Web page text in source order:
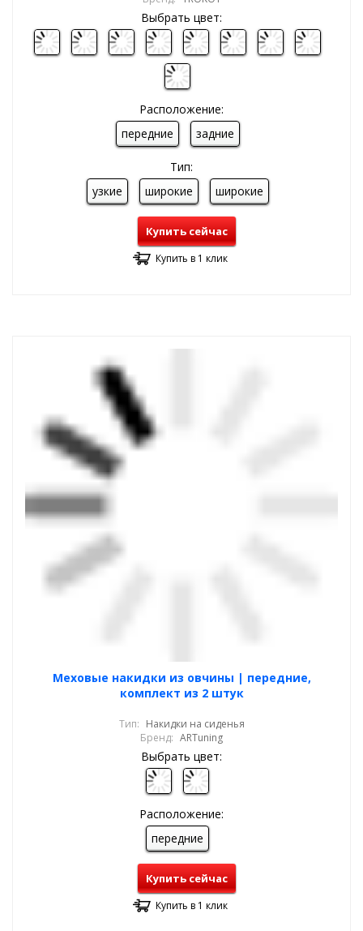
Выбрать цвет:
Расположение:
передние
задние
Тип:
узкие
широкие широкие
Купить сейчас
Купить в 1 клик
Меховые накидки из овчины | передние,
комплект из 2 штук
Тип: Накидки на сиденья
Бренд: ARTuning
Выбрать цвет:
Расположение:
передние
Купить сейчас
Купить в 1 клик